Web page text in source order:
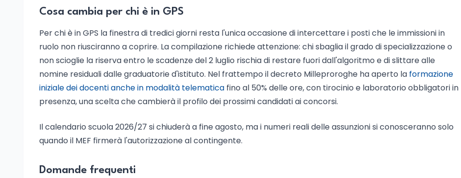
Cosa cambia per chi è in GPS
Per chi è in GPS la finestra di tredici giorni resta l'unica occasione di intercettare i posti che le immissioni in
ruolo non riusciranno a coprire. La compilazione richiede attenzione: chi sbaglia il grado di specializzazione o
non scioglie la riserva entro le scadenze del 2 luglio rischia di restare fuori dall'algoritmo e di slittare alle
nomine residuali dalle graduatorie d'istituto. Nel frattempo il decreto Milleproroghe ha aperto la formazione
iniziale dei docenti anche in modalità telematica fino al 50% delle ore, con tirocinio e laboratorio obbligatori in
presenza, una scelta che cambierà il profilo dei prossimi candidati ai concorsi.
Il calendario scuola 2026/27 si chiuderà a fine agosto, ma i numeri reali delle assunzioni si conosceranno solo
quando il MEF firmerà l'autorizzazione al contingente.
Domande frequenti